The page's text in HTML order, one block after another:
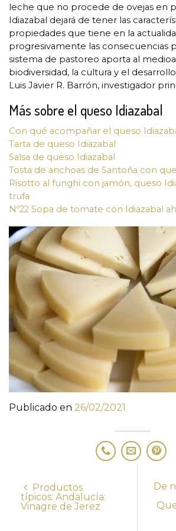
leche que no procede de ovejas en
Idiazabal dejará de tener las
propiedades que tiene en la
progresivamente las consecuencias
sistema de pastoreo aporta al
biodiversidad, la cultura y el
Luis Javier R. Barrón, investigador
Más sobre el queso Idiazabal
Con qué acompañar el queso
Tarta de queso Idiazabal
Salsa de queso Idiazabal
Tosta de anchoas de Santoña con
Risotto al funghi con jamón, queso
trufa
Nº22 Sopa de tomate con Idiazabal
Publicado en 26/02/2021
Productos
típicos: Andalucía:
Vinagre de Jerez
De